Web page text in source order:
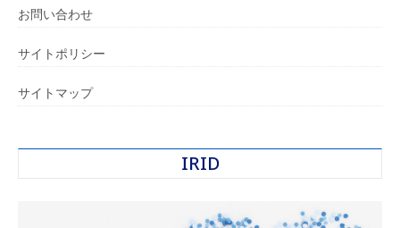
お問い合わせ
サイトポリシー
サイトマップ
IRID